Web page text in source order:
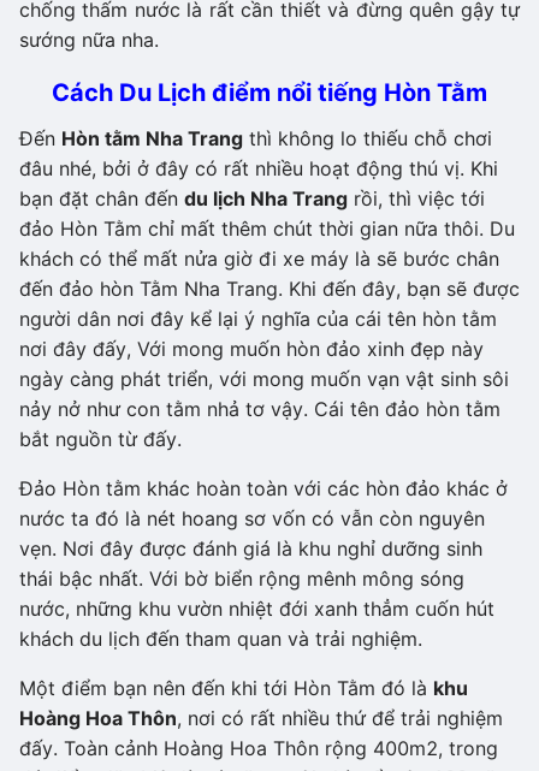
chống thấm nước là rất cần thiết và đừng quên gậy tự
sướng nữa nha.
Cách Du Lịch điểm nổi tiếng Hòn Tằm
Đến Hòn tằm Nha Trang thì không lo thiếu chỗ chơi
đâu nhé, bởi ở đây có rất nhiều hoạt động thú vị. Khi
bạn đặt chân đến du lịch Nha Trang rồi, thì việc tới
đảo Hòn Tằm chỉ mất thêm chút thời gian nữa thôi. Du
khách có thể mất nửa giờ đi xe máy là sẽ bước chân
đến đảo hòn Tằm Nha Trang. Khi đến đây, bạn sẽ được
người dân nơi đây kể lại ý nghĩa của cái tên hòn tằm
nơi đây đấy, Với mong muốn hòn đảo xinh đẹp này
ngày càng phát triển, với mong muốn vạn vật sinh sôi
nảy nở như con tằm nhả tơ vậy. Cái tên đảo hòn tằm
bắt nguồn từ đấy.
Đảo Hòn tằm khác hoàn toàn với các hòn đảo khác ở
nước ta đó là nét hoang sơ vốn có vẫn còn nguyên
vẹn. Nơi đây được đánh giá là khu nghỉ dưỡng sinh
thái bậc nhất. Với bờ biển rộng mênh mông sóng
nước, những khu vườn nhiệt đới xanh thẳm cuốn hút
khách du lịch đến tham quan và trải nghiệm.
Một điểm bạn nên đến khi tới Hòn Tằm đó là khu
Hoàng Hoa Thôn, nơi có rất nhiều thứ để trải nghiệm
đấy. Toàn cảnh Hoàng Hoa Thôn rộng 400m2, trong